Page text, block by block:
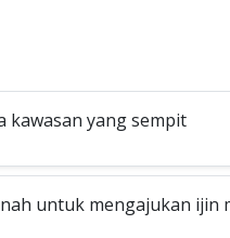
kawasan yang sempit
untuk mengajukan ijin